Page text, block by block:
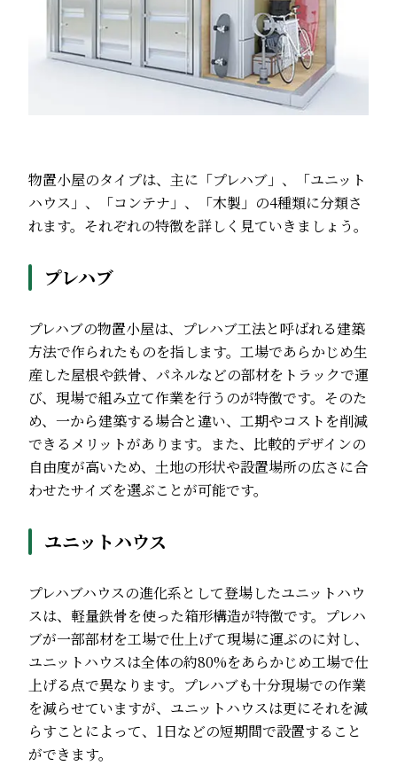
物置小屋のタイプは、主に「プレハブ」、「ユニット
ハウス」、「コンテナ」、「木製」の4種類に分類さ
れます。それぞれの特徴を詳しく見ていきましょう。
プレハブ
プレハブの物置小屋は、プレハブ工法と呼ばれる建築
方法で作られたものを指します。工場であらかじめ生
産した屋根や鉄骨、パネルなどの部材をトラックで運
び、現場で組み立て作業を行うのが特徴です。そのた
め、一から建築する場合と違い、工期やコストを削減
できるメリットがあります。また、比較的デザインの
自由度が高いため、土地の形状や設置場所の広さに合
わせたサイズを選ぶことが可能です。
ユニットハウス
プレハブハウスの進化系として登場したユニットハウ
スは、軽量鉄骨を使った箱形構造が特徴です。プレハ
ブが一部部材を工場で仕上げて現場に運ぶのに対し、
ユニットハウスは全体の約80%をあらかじめ工場で仕
上げる点で異なります。プレハブも十分現場での作業
を減らせていますが、ユニットハウスは更にそれを減
らすことによって、1日などの短期間で設置すること
ができます。